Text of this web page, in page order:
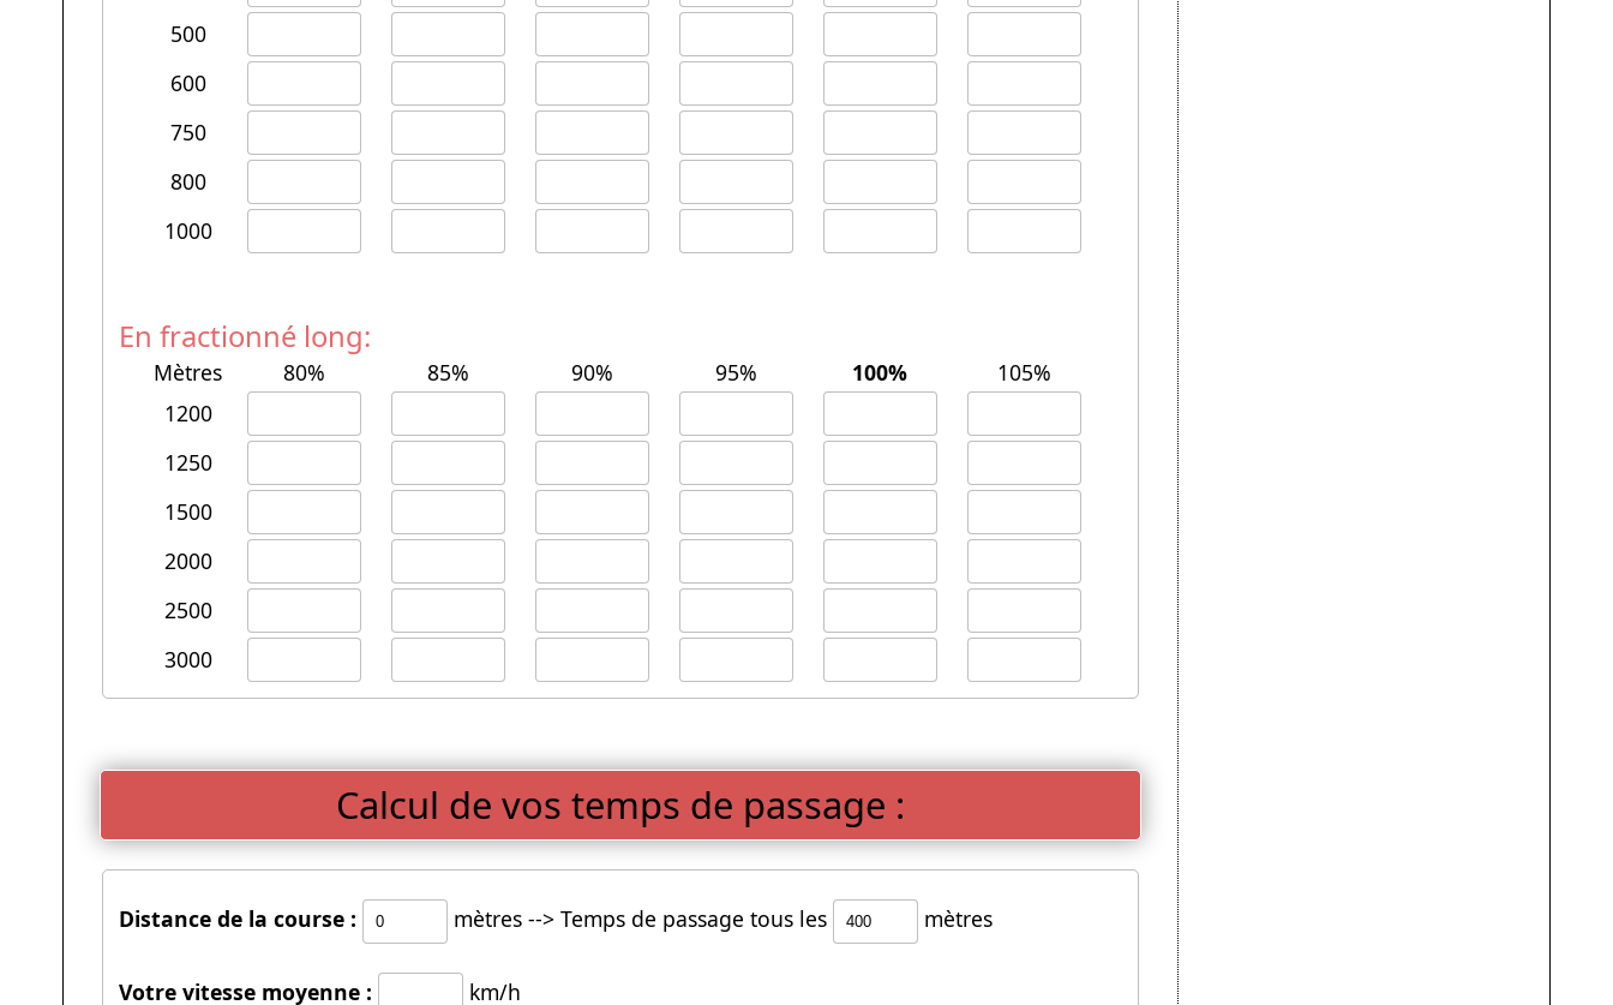
500
600
750
800
1000
En fractionné long:
Mètres 80% 85% 90% 95% 100%
105%
1200
1250
1500
2000
2500
3000
Calcul de vos temps de passage :
Distance de la course : mètres --> Temps de passage tous les mètres
Votre vitesse moyenne : km/h